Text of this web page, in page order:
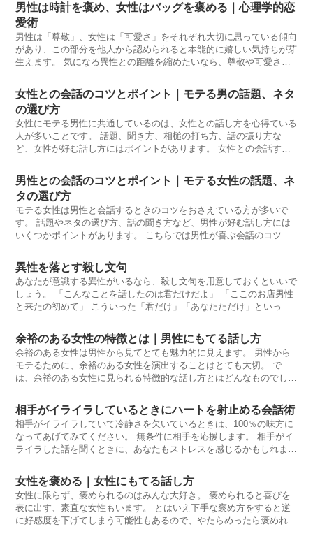
男性は時計を褒め、女性はバッグを褒める｜心理学的恋
愛術
男性は「尊敬」、女性は「可愛さ」をそれぞれ大切に思っている傾向
があり、この部分を他人から認められると本能的に嬉しい気持ちが芽
生えます。 気になる異性との距離を縮めたいなら、尊敬や可愛さを
女性との会話のコツとポイント｜モテる男の話題、ネタ
の選び方
女性にモテる男性に共通しているのは、女性との話し方を心得ている
人が多いことです。 話題、聞き方、相槌の打ち方、話の振り方な
ど、女性が好む話し方にはポイントがあります。 女性との会話する
男性との会話のコツとポイント｜モテる女性の話題、ネ
タの選び方
モテる女性は男性と会話するときのコツをおさえている方が多いで
す。 話題やネタの選び方、話の聞き方など、男性が好む話し方には
いくつかポイントがあります。 こちらでは男性が喜ぶ会話のコツを
異性を落とす殺し文句
あなたが意識する異性がいるなら、殺し文句を用意しておくといいで
しょう。 「こんなことを話したのは君だけだよ」 「ここのお店男性
と来たの初めて」 こういった「君だけ」「あなたただけ」といっ
余裕のある女性の特徴とは｜男性にもてる話し方
余裕のある女性は男性から見てとても魅力的に見えます。 男性から
モテるために、余裕のある女性を演出することはとても大切。 で
は、余裕のある女性に見られる特徴的な話し方とはどんなものでしょ
相手がイライラしているときにハートを射止める会話術
相手がイライラしていて冷静さを欠いているときは、100％の味方に
なってあげてみてください。 無条件に相手を応援します。 相手がイ
ライラした話を聞くときに、あなたもストレスを感じるかもしれませ
女性を褒める｜女性にもてる話し方
女性に限らず、褒められるのはみんな大好き。 褒められると喜びを
表に出す、素直な女性もいます。 とはいえ下手な褒め方をすると逆
に好感度を下げてしまう可能性もあるので、やたらめったら褒めれば